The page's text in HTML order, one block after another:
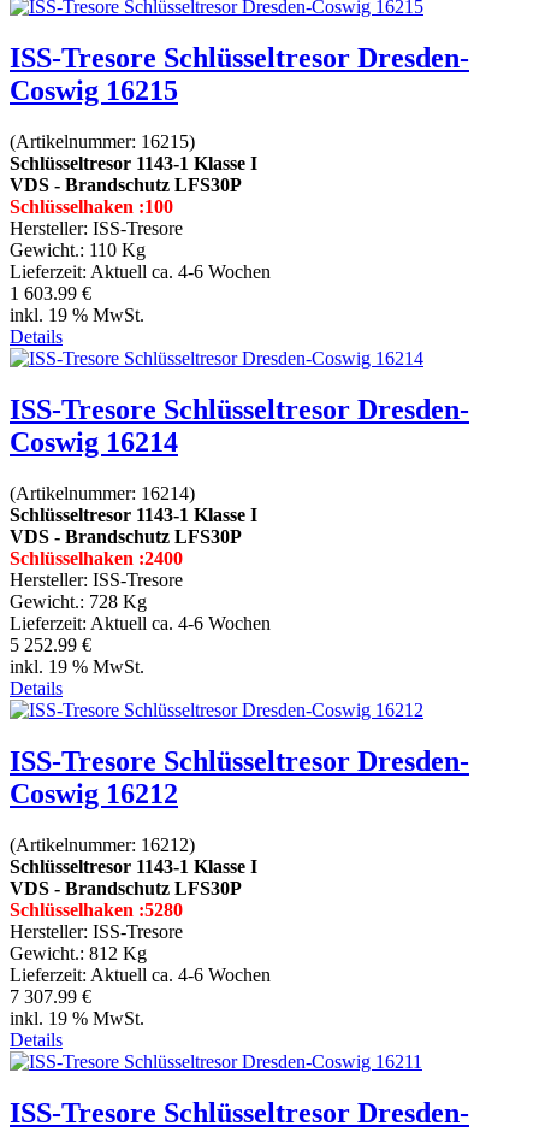
ISS-Tresore Schlüsseltresor Dresden-
Coswig 16215
(Artikelnummer: 16215)
Schlüsseltresor 1143-1 Klasse I
VDS - Brandschutz LFS30P
Schlüsselhaken :100
Hersteller: ISS-Tresore
Gewicht.: 110 Kg
Lieferzeit: Aktuell ca. 4-6 Wochen
1 603.99 €
inkl. 19 % MwSt.
Details
ISS-Tresore Schlüsseltresor Dresden-
Coswig 16214
(Artikelnummer: 16214)
Schlüsseltresor 1143-1 Klasse I
VDS - Brandschutz LFS30P
Schlüsselhaken :2400
Hersteller: ISS-Tresore
Gewicht.: 728 Kg
Lieferzeit: Aktuell ca. 4-6 Wochen
5 252.99 €
inkl. 19 % MwSt.
Details
ISS-Tresore Schlüsseltresor Dresden-
Coswig 16212
(Artikelnummer: 16212)
Schlüsseltresor 1143-1 Klasse I
VDS - Brandschutz LFS30P
Schlüsselhaken :5280
Hersteller: ISS-Tresore
Gewicht.: 812 Kg
Lieferzeit: Aktuell ca. 4-6 Wochen
7 307.99 €
inkl. 19 % MwSt.
Details
ISS-Tresore Schlüsseltresor Dresden-